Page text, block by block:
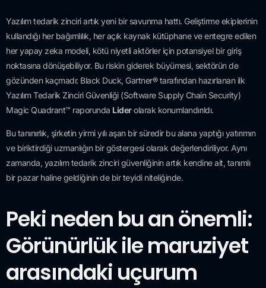
Yazılım tedarik zinciri artık yeni bir savunma hattı. Geliştirme ekiplerinin
kullandığı her bağımlılık, her açık kaynak kütüphane ve entegre edilen
her yapay zeka modeli, kötü niyetli aktörler için potansiyel bir giriş
noktasına dönüşebiliyor. Bu riskin giderek büyümesi, sektörün de
gözünden kaçmadı: Black Duck, Gartner® tarafından hazırlanan ilk
Yazılım Tedarik Zinciri Güvenliği (Software Supply Chain Security)
Magic Quadrant™ raporunda Liderolarak konumlandırıldı.
Bu tanınırlık, şirketin yirmi yılı aşan bir süredir bu alana yaptığı yatırımın
ve biriktirdiği uzmanlığın bir göstergesi olarak değerlendiriliyor. Aynı
zamanda, yazılım tedarik zinciri güvenliğinin artık kendine ait, tanımlı
bir pazar haline geldiğinin de bir teyidi niteliğinde.
Peki neden bu an önemli:
Görünürlük ile maruziyet
arasındaki uçurum